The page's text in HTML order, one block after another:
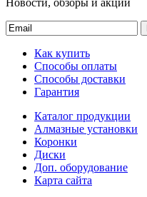
Как купить
Способы оплаты
Способы доставки
Гарантия
Каталог продукции
Алмазные установки
Коронки
Диски
Доп. оборудование
Карта сайта